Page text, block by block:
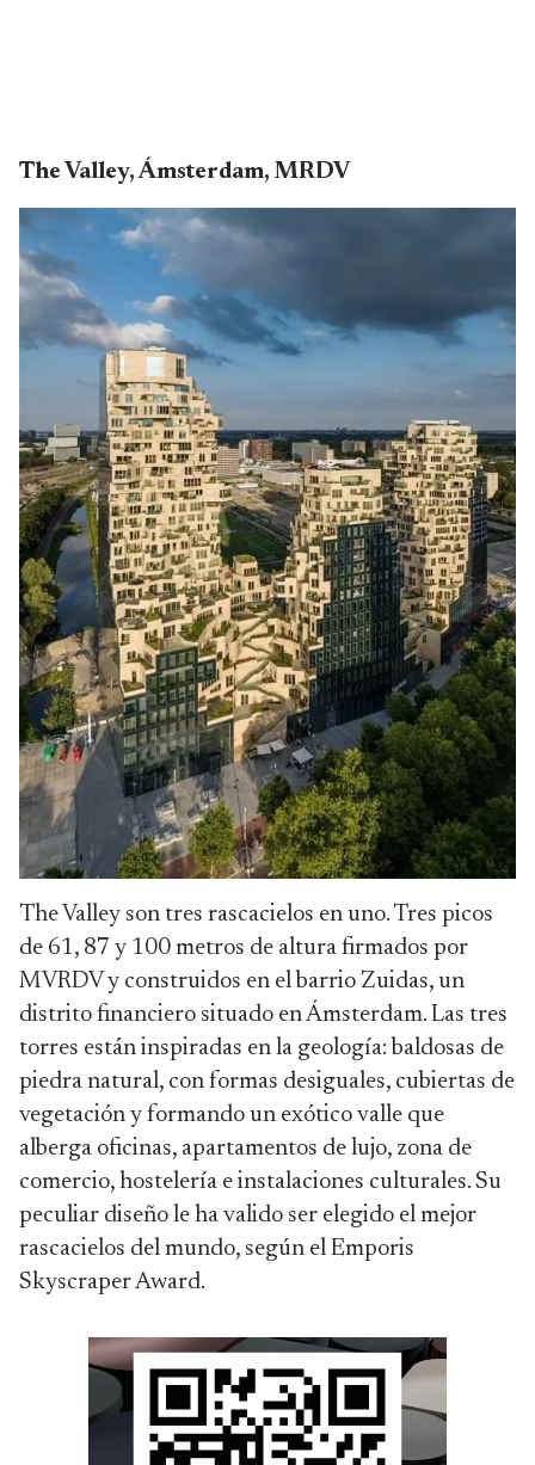
The Valley, Ámsterdam, MRDV
The Valley son tres rascacielos en uno. Tres picos
de 61, 87 y 100 metros de altura firmados por
MVRDV y construidos en el barrio Zuidas, un
distrito financiero situado en Ámsterdam. Las tres
torres están inspiradas en la geología: baldosas de
piedra natural, con formas desiguales, cubiertas de
vegetación y formando un exótico valle que
alberga oficinas, apartamentos de lujo, zona de
comercio, hostelería e instalaciones culturales. Su
peculiar diseño le ha valido ser elegido el mejor
rascacielos del mundo, según el Emporis
Skyscraper Award.